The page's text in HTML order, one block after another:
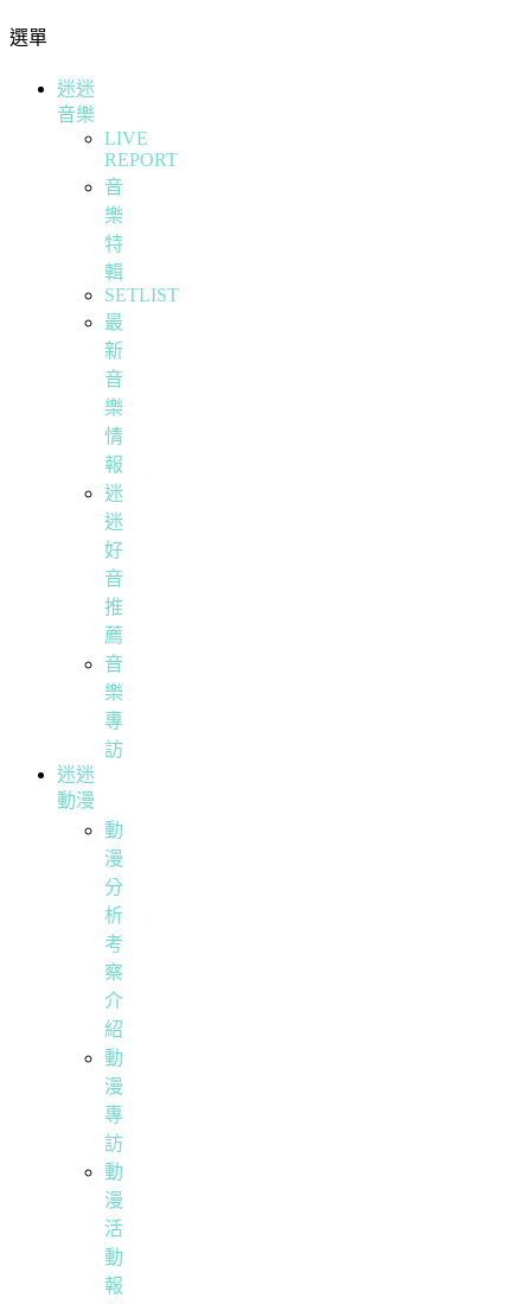
選單
迷迷
音樂
LIVE
REPORT
音
樂
特
輯
SETLIST
最
新
音
樂
情
報
迷
迷
好
音
推
薦
音
樂
專
訪
迷迷
動漫
動
漫
分
析
考
察
介
紹
動
漫
專
訪
動
漫
活
動
報